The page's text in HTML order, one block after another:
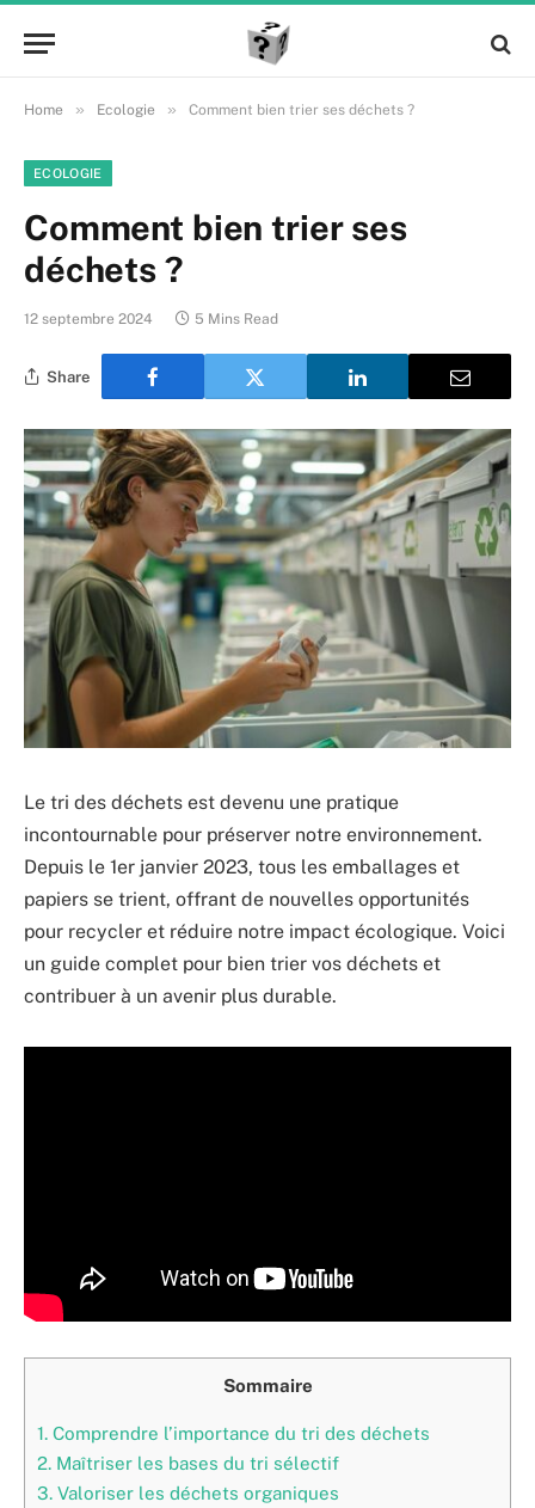
Home » Ecologie » Comment bien trier ses déchets ?
ECOLOGIE
Comment bien trier ses
déchets ?
12 septembre 2024 5 Mins Read
Share
Le tri des déchets est devenu une pratique
incontournable pour préserver notre environnement.
Depuis le 1er janvier 2023, tous les emballages et
papiers se trient, offrant de nouvelles opportunités
pour recycler et réduire notre impact écologique. Voici
un guide complet pour bien trier vos déchets et
contribuer à un avenir plus durable.
Sommaire
1. Comprendre l’importance du tri des déchets
2. Maîtriser les bases du tri sélectif
3. Valoriser les déchets organiques